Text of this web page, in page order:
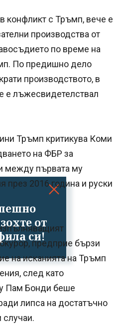
от
си!
конфликт с Тръмп, вече е
производства от
по време на
По предишно дело
производството, в
е лъжесвидетелствал
Тръмп критикува Коми
на ФБР за
между първата му
през 2016 година и руски
предприе бързи
на исканията на Тръмп
след като
Пам Бонди беше
липса на достатъчно
случаи.